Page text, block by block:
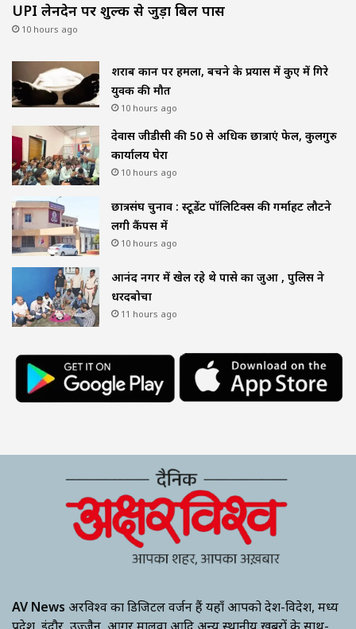
UPI लेनदेन पर शुल्क से जुड़ा बिल पास
10 hours ago
शराब दुकान पर हमला, बचने के प्रयास में कुए में गिरे
युवक की मौत
10 hours ago
देवास जीडीसी की 50 से अधिक छात्राएं फेल, कुलगुरु
कार्यालय घेरा
10 hours ago
छात्रसंघ चुनाव : स्टूडेंट पॉलिटिक्स की गर्माहट लौटने
लगी कैंपस में
10 hours ago
आनंद नगर में खेल रहे थे पासे का जुआ , पुलिस ने
धरदबोचा
11 hours ago
AV News अक्षरविश्व का डिजिटल वर्जन हैं यहाँ आपको देश-विदेश, मध्य